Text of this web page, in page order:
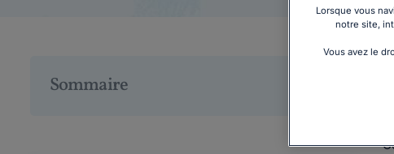
Sommaire
Lorsque vous
notre site,
Vous avez le